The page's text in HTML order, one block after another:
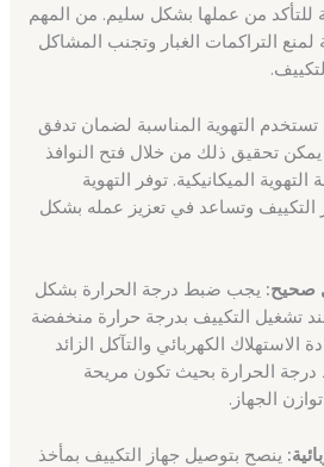
للتأكد من عملها بشكل سليم. من المهم
لمنع التراكمات الغبار وتجنب المشاكل
التهوية المناسبة لضمان تدفق
يمكن تحقيق ذلك من خلال فتح النوافذ
الميكانيكية. توفر التهوية
التكييف وتساعد في تعزيز عمله بشكل
صحيح: يجب ضبط درجة الحرارة بشكل
تشغيل التكييف بدرجة حرارة منخفضة
الاستهلاك الكهربائي والتآكل الزائد
الحرارة بحيث تكون مريحة
الجهاز.
ينصح بتوصيل جهاز التكييف بمأخذ